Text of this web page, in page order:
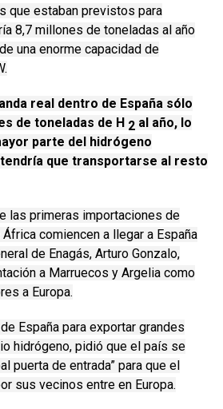
que estaban previstos para
8,7 millones de toneladas al año
una enorme capacidad de
real dentro de España sólo
de toneladas de H 2 al año, lo
parte del hidrógeno
que transportarse al resto
las primeras importaciones de
comiencen a llegar a España
de Enagás, Arturo Gonzalo,
a Marruecos y Argelia como
a Europa.
España para exportar grandes
hidrógeno, pidió que el país se
puerta de entrada” para que el
sus vecinos entre en Europa.